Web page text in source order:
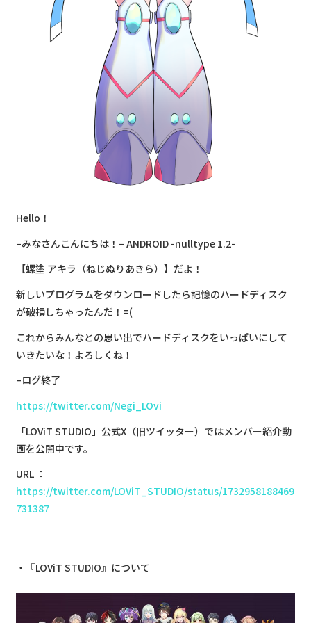
Hello！
–みなさんこんにちは！– ANDROID -nulltype 1.2-
【螺塗 アキラ（ねじぬりあきら）】だよ！
新しいプログラムをダウンロードしたら記憶のハードディスク
が破損しちゃったんだ！=(
これからみんなとの思い出でハードディスクをいっぱいにして
いきたいな！よろしくね！
–ログ終了—
https://twitter.com/Negi_LOvi
「LOViT STUDIO」公式X（旧ツイッター）ではメンバー紹介動
画を公開中です。
URL ：
https://twitter.com/LOViT_STUDIO/status/1732958188469
731387
『LOViT STUDIO』について